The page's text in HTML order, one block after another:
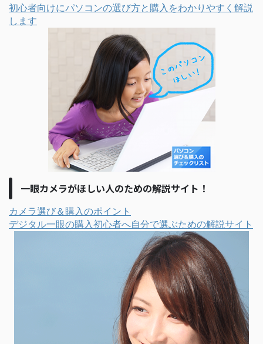
初心者向けにパソコンの選び方と購入をわかりやすく解説
します
一眼カメラがほしい人のための解説サイト！
カメラ選び＆購入のポイント
デジタル一眼の購入初心者へ自分で選ぶための解説サイト